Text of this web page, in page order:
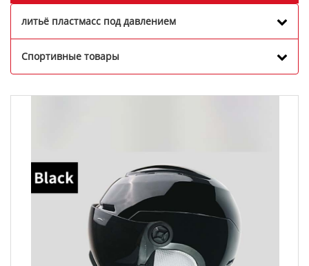
литьё пластмасс под давлением
Спортивные товары